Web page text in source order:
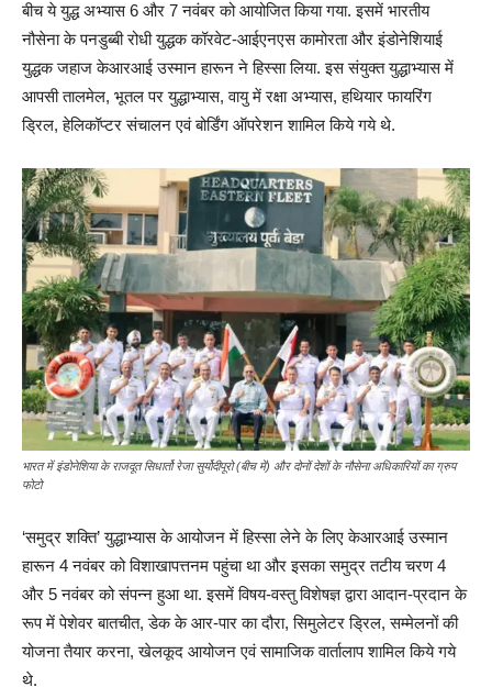
बीच ये युद्ध अभ्यास 6 और 7 नवंबर को आयोजित किया गया. इसमें भारतीय
नौसेना के पनडुब्बी रोधी युद्धक कॉरवेट-आईएनएस कामोरता और इंडोनेशियाई
युद्धक जहाज केआरआई उस्मान हारून ने हिस्सा लिया. इस संयुक्त युद्धाभ्यास में
आपसी तालमेल, भूतल पर युद्धाभ्यास, वायु में रक्षा अभ्यास, हथियार फायरिंग
ड्रिल, हेलिकॉप्टर संचालन एवं बोर्डिंग ऑपरेशन शामिल किये गये थे.
भारत में इंडोनेशिया के राजदूत सिधार्तो रेजा सुर्योदीपूरो (बीच में) और दोनों देशों के नौसेना अधिकारियों का ग्रुप
फोटो
‘समुद्र शक्ति’ युद्धाभ्यास के आयोजन में हिस्सा लेने के लिए केआरआई उस्मान
हारून 4 नवंबर को विशाखापत्तनम पहुंचा था और इसका समुद्र तटीय चरण 4
और 5 नवंबर को संपन्न हुआ था. इसमें विषय-वस्तु विशेषज्ञ द्वारा आदान-प्रदान के
रूप में पेशेवर बातचीत, डेक के आर-पार का दौरा, सिमुलेटर ड्रिल, सम्मेलनों की
योजना तैयार करना, खेलकूद आयोजन एवं सामाजिक वार्तालाप शामिल किये गये
थे.